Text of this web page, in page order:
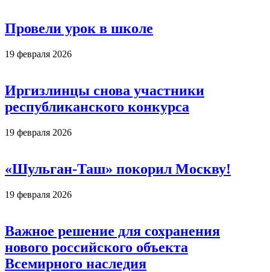
Провели урок в школе
19 февраля 2026
Иргизлинцы снова участники
республиканского конкурса
19 февраля 2026
«Шульган-Таш» покорил Москву!
19 февраля 2026
Важное решение для сохранения
нового российского объекта
Всемирного наследия